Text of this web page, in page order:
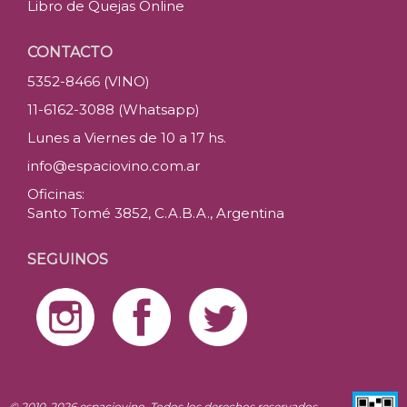
Libro de Quejas Online
CONTACTO
5352-8466 (VINO)
11-6162-3088 (Whatsapp)
Lunes a Viernes de 10 a 17 hs.
info@espaciovino.com.ar
Oficinas:
Santo Tomé 3852, C.A.B.A., Argentina
SEGUINOS